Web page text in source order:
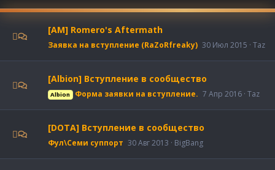
[AM] Romero's Aftermath
Заявка на вступление (RaZoRfreaky) 30 Июл 2015 Taz
[Albion] Вступление в сообщество
Albion Форма заявки на вступление. 7 Апр 2016 Taz
[DOTA] Вступление в сообщество
Фул\Семи суппорт 30 Авг 2013 BigBang